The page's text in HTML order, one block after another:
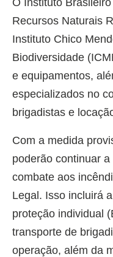
Recursos Naturais
Instituto Chico
Biodiversidade
e equipamentos,
especializados no
brigadistas e
Com a medida
poderão continuar
combate aos
Legal. Isso incluirá
proteção individual
transporte de
operação, além da